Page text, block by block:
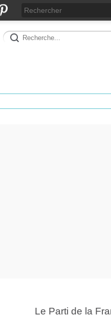
Le Parti de la